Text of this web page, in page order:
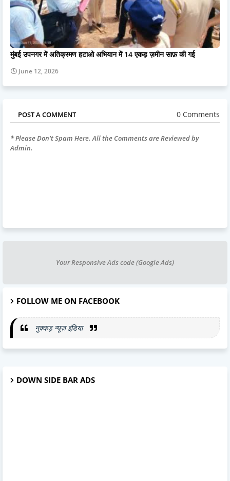
मुंबई उपनगर में अतिक्रमण हटाओ अभियान में 14 एकड़ ज़मीन साफ़ की गई
June 12, 2026
POST A COMMENT 0 Comments
* Please Don't Spam Here. All the Comments are Reviewed by
Admin.
Your Responsive Ads code (Google Ads)
FOLLOW ME ON FACEBOOK
नुक्कड़ न्यूज़ इंडिया
DOWN SIDE BAR ADS